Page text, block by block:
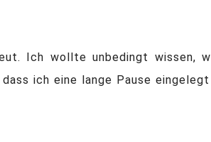
Ich wollte unbedingt wissen,
ich eine lange Pause eingelegt